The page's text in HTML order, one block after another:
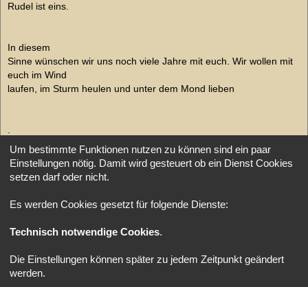
Rudel ist eins.
In diesem
Sinne wünschen wir uns noch viele Jahre mit euch. Wir wollen mit
euch im Wind
laufen, im Sturm heulen und unter dem Mond lieben
.
„Nennen Sie mich Helga! – Nein!“
Ich bin nicht uns!
Antworten
Um bestimmte Funktionen nutzen zu können sind ein paar
Einstellungen nötig. Damit wird gesteuert ob ein Dienst Cookies
setzen darf oder nicht.
Es werden Cookies gesetzt für folgende Dienste:
Technisch notwendige Cookies.
Die Einstellungen können später zu jedem Zeitpunkt geändert
werden.